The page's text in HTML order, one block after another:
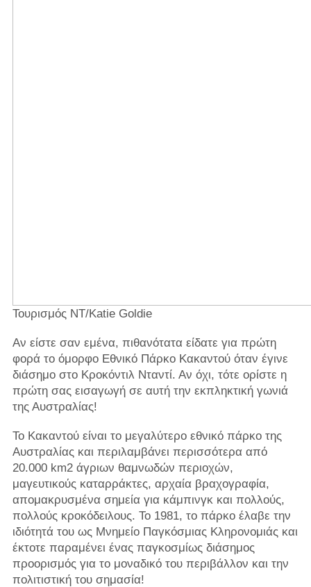
Τουρισμός NT/Katie Goldie
Αν είστε σαν εμένα, πιθανότατα είδατε για πρώτη
φορά το όμορφο Εθνικό Πάρκο Κακαντού όταν έγινε
διάσημο στο Κροκόντιλ Νταντί. Αν όχι, τότε ορίστε η
πρώτη σας εισαγωγή σε αυτή την εκπληκτική γωνιά
της Αυστραλίας!
Το Κακαντού είναι το μεγαλύτερο εθνικό πάρκο της
Αυστραλίας και περιλαμβάνει περισσότερα από
20.000 km2 άγριων θαμνωδών περιοχών,
μαγευτικούς καταρράκτες, αρχαία βραχογραφία,
απομακρυσμένα σημεία για κάμπινγκ και πολλούς,
πολλούς κροκόδειλους. Το 1981, το πάρκο έλαβε την
ιδιότητά του ως Μνημείο Παγκόσμιας Κληρονομιάς και
έκτοτε παραμένει ένας παγκοσμίως διάσημος
προορισμός για το μοναδικό του περιβάλλον και την
πολιτιστική του σημασία!